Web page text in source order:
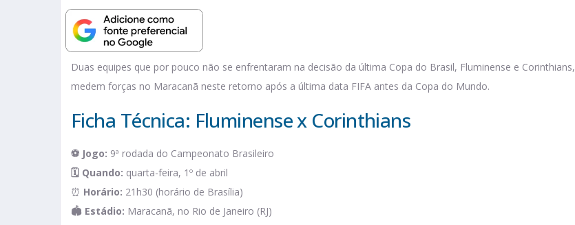
Duas equipes que por pouco não se enfrentaram na decisão da última Copa do Brasil, Fluminense e Corinthians,
medem forças no Maracanã neste retorno após a última data FIFA antes da Copa do Mundo.
Ficha Técnica: Fluminense x Corinthians
⚽ Jogo: 9ª rodada do Campeonato Brasileiro
🗓️ Quando: quarta-feira, 1º de abril
⏰ Horário: 21h30 (horário de Brasília)
🏟️ Estádio: Maracanã, no Rio de Janeiro (RJ)